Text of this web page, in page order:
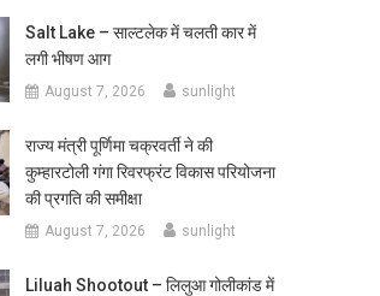
Salt Lake – साल्टलेक में चलती कार में
लगी भीषण आग
August 7, 2026 sunlight
राज्य मंत्री पूर्णिमा चक्रवर्ती ने की
कुम्हारटोली गंगा रिवरफ्रंट विकास परियोजना
की प्रगति की समीक्षा
August 7, 2026 sunlight
Liluah Shootout – लिलुआ गोलीकांड में